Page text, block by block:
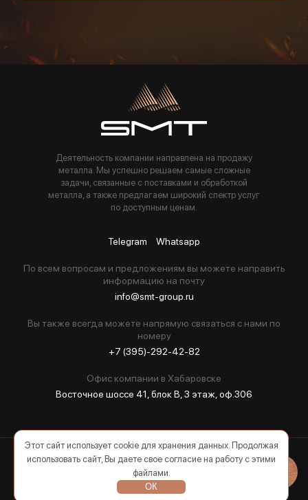
Пользуясь данной формой вы соглашаетесь с политикой компании
Деятельность компании направлена на продажу
металла. Мы успешно решаем самые сложные
задачи, связанные с поставками и обработкой
металла, а также предлагаем широкий спектр услуг
по доступным ценам.
Telegram Whatsapp
По всем вопросам и предложениям вы можете направить
информацию на почту
info@smt-group.ru
Вы также всегда можете напрямую связаться с нами по
номеру
+7 (395)-292-42-82
Офис компании в Хабаровске
Восточное шоссе 41, блок В, 3 этаж, оф.306
2026 © Все права защищены
Этот сайт использует cookie для хранения данных. Продолжая
использовать сайт, Вы даете свое согласие на работу с этими
файлами.
ОК